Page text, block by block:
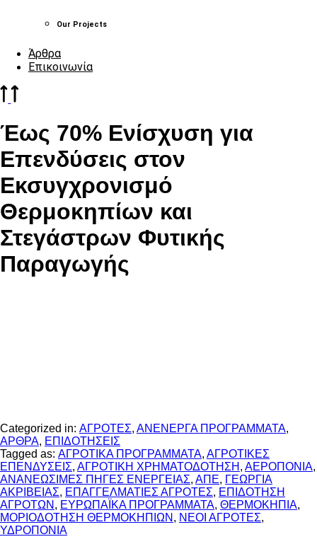
Our Projects
Άρθρα
Επικοινωνία
Έως 70% Ενίσχυση για
Επενδύσεις στον
Εκσυγχρονισμό
Θερμοκηπίων και
Στεγάστρων Φυτικής
Παραγωγής
Categorized in: ΑΓΡΟΤΕΣ, ΑΝΕΝΕΡΓΑ ΠΡΟΓΡΑΜΜΑΤΑ,
ΑΡΘΡΑ, ΕΠΙΔΟΤΗΣΕΙΣ
Tagged as: ΑΓΡΟΤΙΚΑ ΠΡΟΓΡΑΜΜΑΤΑ, ΑΓΡΟΤΙΚΕΣ
ΕΠΕΝΔΥΣΕΙΣ, ΑΓΡΟΤΙΚΗ ΧΡΗΜΑΤΟΔΟΤΗΣΗ , ΑΕΡΟΠΟΝΙΑ,
ΑΝΑΝΕΩΣΙΜΕΣ ΠΗΓΕΣ ΕΝΕΡΓΕΙΑΣ, ΑΠΕ, ΓΕΩΡΓΙΑ
ΑΚΡΙΒΕΙΑΣ, ΕΠΑΓΓΕΛΜΑΤΙΕΣ ΑΓΡΟΤΕΣ, ΕΠΙΔΟΤΗΣΗ
ΑΓΡΟΤΩΝ , ΕΥΡΩΠΑΪΚΑ ΠΡΟΓΡΑΜΜΑΤΑ, ΘΕΡΜΟΚΗΠΙΑ,
ΜΟΡΙΟΔΟΤΗΣΗ ΘΕΡΜΟΚΗΠΙΩΝ , ΝΕΟΙ ΑΓΡΟΤΕΣ,
ΥΔΡΟΠΟΝΙΑ